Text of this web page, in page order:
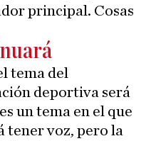
principal. Cosas
tema del
deportiva será
un tema en el que
tener voz, pero la